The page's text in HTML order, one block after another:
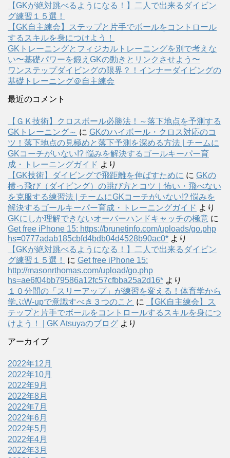
【GKが絶対跳べるようになる！】二人で出来るダイビン
グ練習１５選！
【GK自主練会】ステップと片手でボールをコントロール
するスキルを身につけよう！
GKトレーニングとフィジカルトレーニングを別で考えな
い〜基礎パワーを鍛えGKの動きとリンクさせよう〜
ワンステップダイビングの限界？！インナーダイビングの
基礎トレーニング＠自主練会
最近のコメント
【ＧＫ技術】クロスボール必勝法！～落下地点を予測する
GKトレーニング～ に GKのハイボール・クロス対応のコ
ツ！落下地点の見極めと落下予測を深める方法 | チームに
GKコーチがいない!? 悩みを解決するゴールキーパー育
成・トレーニングガイド より
【GK技術】ダイビングで飛距離を伸ばすために に GKの
横っ飛び（ダイビング）の跳び方とコツ｜怖い・飛べない
を克服する練習法 | チームにGKコーチがいない!? 悩みを
解決するゴールキーパー育成・トレーニングガイド より
GKにしか理解できないオーバーハンドキャッチの極意 に
Get free iPhone 15: https://brunetinfo.com/uploads/go.php
hs=0777adab185cbfd4bdb04d4528b90ac0* より
【GKが絶対跳べるようになる！】二人で出来るダイビン
グ練習１５選！
に Get free iPhone 15:
http://masonrthomas.com/upload/go.php
hs=ae6f04bb79586a12fc57cfbba25a2d16* より
１０分間の「スリーアップ」が練習を変える！体育学から
学ぶW-upで意識すべき３つのこと に
【GK自主練会】ス
テップと片手でボールをコントロールするスキルを身につ
けよう！ | GK Atsuyaのブログ より
アーカイブ
2022年12月
2022年10月
2022年9月
2022年8月
2022年7月
2022年6月
2022年5月
2022年4月
2022年3月